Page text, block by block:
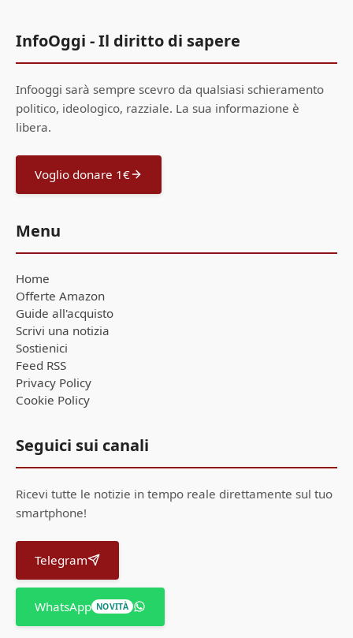
InfoOggi - Il diritto di sapere
Infooggi sarà sempre scevro da qualsiasi schieramento
politico, ideologico, razziale. La sua informazione è
libera.
Voglio donare 1€
Menu
Home
Offerte Amazon
Guide all'acquisto
Scrivi una notizia
Sostienici
Feed RSS
Privacy Policy
Cookie Policy
Seguici sui canali
Ricevi tutte le notizie in tempo reale direttamente sul tuo
smartphone!
Telegram
WhatsApp NOVITÀ